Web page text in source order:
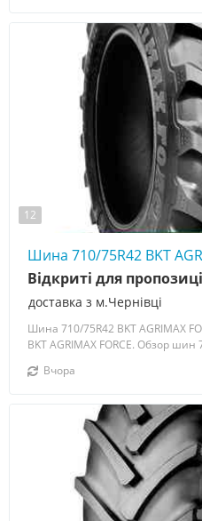
12
Шина 710/75R42 BKT
доставка з м.Чернівці
Відкриті для
Шина 710/75R42 BKT AGRIMAX
BKT AGRIMAX FORCE. Обзор шин
Вчора